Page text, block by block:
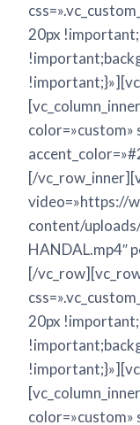
20px
color=»custom»
[/
video=»https://
content/
HANDAL.mp4″
[/
20px
color=»custom»